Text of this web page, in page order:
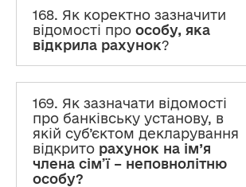
168. Як коректно зазначити
відомості про особу, яка
відкрила рахунок?
169. Як зазначати відомості
про банківську установу, в
якій суб’єктом декларування
відкрито рахунок на ім’я
члена сім’ї – неповнолітню
особу?